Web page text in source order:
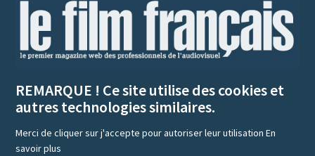
REMARQUE ! Ce site utilise des cookies et
autres technologies similaires.
Merci de cliquer sur j'accepte pour autoriser leur utilisationEn
savoir plus